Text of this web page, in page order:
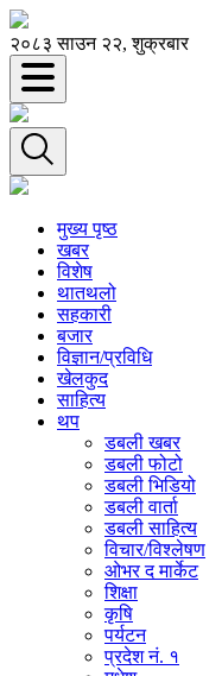
२०८३ साउन २२, शुक्रबार
मुख्य पृष्ठ
खबर
विशेष
थातथलो
सहकारी
बजार
विज्ञान/प्रविधि
खेलकुद
साहित्य
थप
डबली खबर
डबली फोटो
डबली भिडियो
डबली वार्ता
डबली साहित्य
विचार/विश्‍लेषण
ओभर द मार्केट
शिक्षा
कृषि
पर्यटन
प्रदेश नं. १